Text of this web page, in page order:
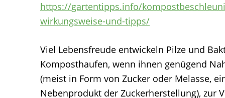
https://gartentipps.info/
wirkungsweise-und-tipps/
Viel Lebensfreude entwickeln Pilze und
Komposthaufen, wenn ihnen genügend
(meist in Form von Zucker oder Melasse,
Nebenprodukt der Zuckerherstellung), zur